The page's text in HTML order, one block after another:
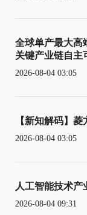
全球单产最大高
关键产业链自主
2026-08-04 03:05
【新知解码】
2026-08-04 03:05
人工智能技术产
2026-08-04 09:31